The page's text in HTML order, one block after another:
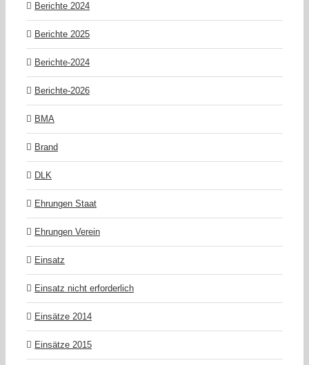
Berichte 2024
Berichte 2025
Berichte-2024
Berichte-2026
BMA
Brand
DLK
Ehrungen Staat
Ehrungen Verein
Einsatz
Einsatz nicht erforderlich
Einsätze 2014
Einsätze 2015